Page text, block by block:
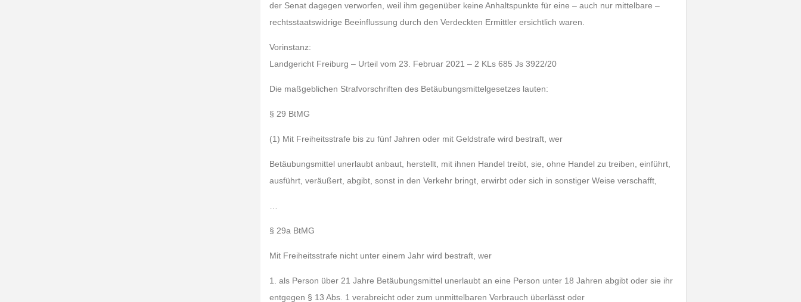
der Senat dagegen verworfen, weil ihm gegenüber keine Anhaltspunkte für eine – auch nur mittelbare –
rechtsstaatswidrige Beeinflussung durch den Verdeckten Ermittler ersichtlich waren.
Vorinstanz:
Landgericht Freiburg – Urteil vom 23. Februar 2021 – 2 KLs 685 Js 3922/20
Die maßgeblichen Strafvorschriften des Betäubungsmittelgesetzes lauten:
§ 29 BtMG
(1) Mit Freiheitsstrafe bis zu fünf Jahren oder mit Geldstrafe wird bestraft, wer
Betäubungsmittel unerlaubt anbaut, herstellt, mit ihnen Handel treibt, sie, ohne Handel zu treiben, einführt,
ausführt, veräußert, abgibt, sonst in den Verkehr bringt, erwirbt oder sich in sonstiger Weise verschafft,
§ 29a BtMG
Mit Freiheitsstrafe nicht unter einem Jahr wird bestraft, wer
1. als Person über 21 Jahre Betäubungsmittel unerlaubt an eine Person unter 18 Jahren abgibt oder sie ihr
entgegen § 13 Abs. 1 verabreicht oder zum unmittelbaren Verbrauch überlässt oder